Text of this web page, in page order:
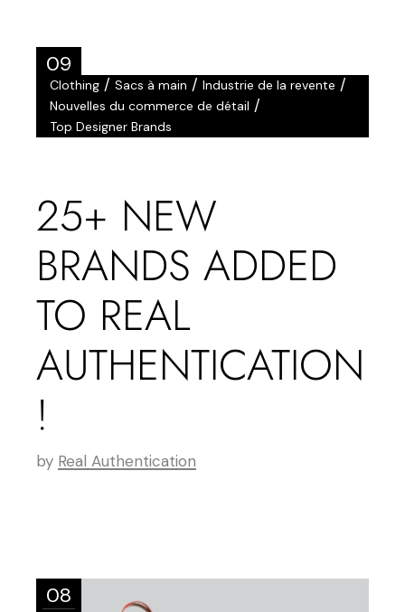
09
Avr
Clothing /Sacs à main /Industrie de la revente /
Nouvelles du commerce de détail /
Top Designer Brands
25+ NEW
BRANDS ADDED
TO REAL
AUTHENTICATION
!
by Real Authentication
08